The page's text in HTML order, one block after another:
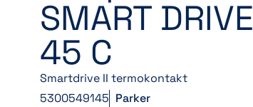
SMART
45 C
Smartdrive II termokontakt
5300549145 Parker